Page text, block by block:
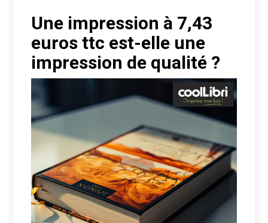
Une impression à 7,43
euros ttc est-elle une
impression de qualité ?